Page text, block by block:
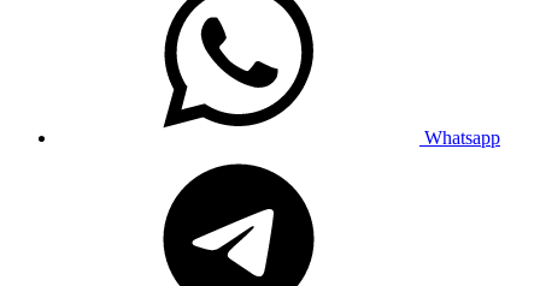
Whatsapp